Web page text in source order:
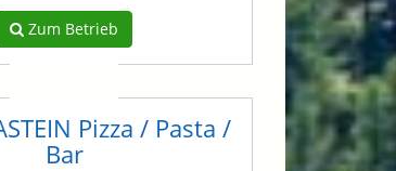
Zum Betrieb
Pizza / Pasta /
Bar